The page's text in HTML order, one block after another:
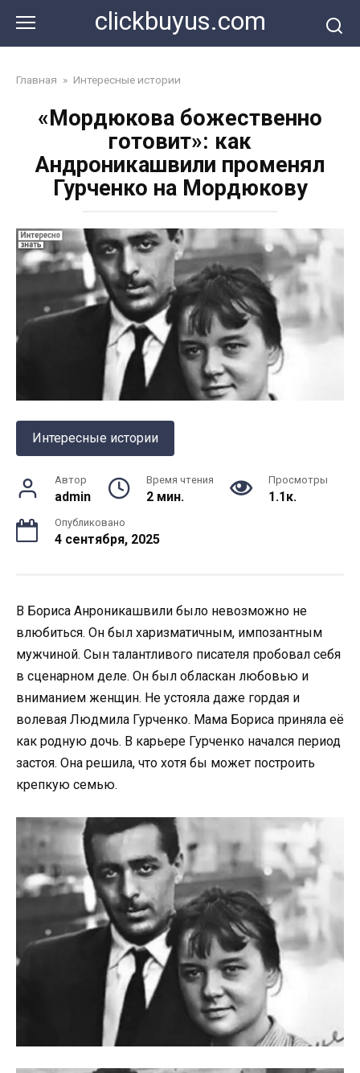
контенту
clickbuyus.com
Главная » Интересные истории
«Мордюкова божественно
готовит»: как
Андроникашвили променял
Гурченко на Мордюкову
Интересные истории
Автор
admin
Время чтения
2 мин.
Просмотры
1.1к.
Опубликовано
4 сентября, 2025
В Бориса Анроникашвили было невозможно не
влюбиться. Он был харизматичным, импозантным
мужчиной. Сын талантливого писателя пробовал себя
в сценарном деле. Он был обласкан любовью и
вниманием женщин. Не устояла даже гордая и
волевая Людмила Гурченко. Мама Бориса приняла её
как родную дочь. В карьере Гурченко начался период
застоя. Она решила, что хотя бы может построить
крепкую семью.